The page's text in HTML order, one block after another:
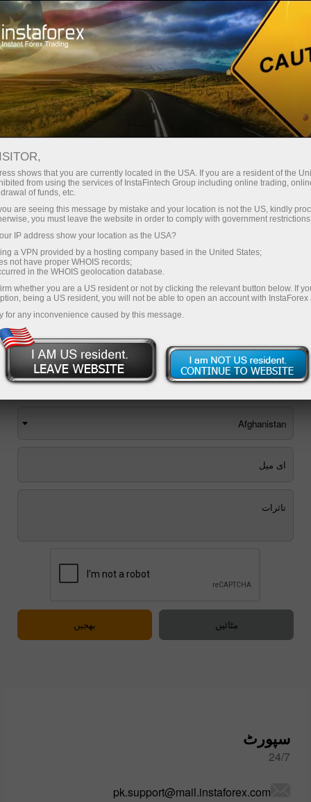
سپورٹ
ہم سے رابطہ کس طرح سے کریں
کال بیک کی
درخواست کرسکتے ہیں.
Afghanistan
سپورٹ
24/7
pk.support@mail.instaforex.com
shows that you are currently located in the USA. If you are a resident of the
from using the services of InstaFintech Group including online trading,
of funds, etc.
are seeing this message by mistake and your location is not the US, kindly
you must leave the website in order to comply with government
IP address show your location as the USA?
a VPN provided by a hosting company based in the United States;
not have proper WHOIS records;
in the WHOIS geolocation database.
whether you are a US resident or not by clicking the relevant button below. If
being a US resident, you will not be able to open an account with InstaForex
for any inconvenience caused by this message.